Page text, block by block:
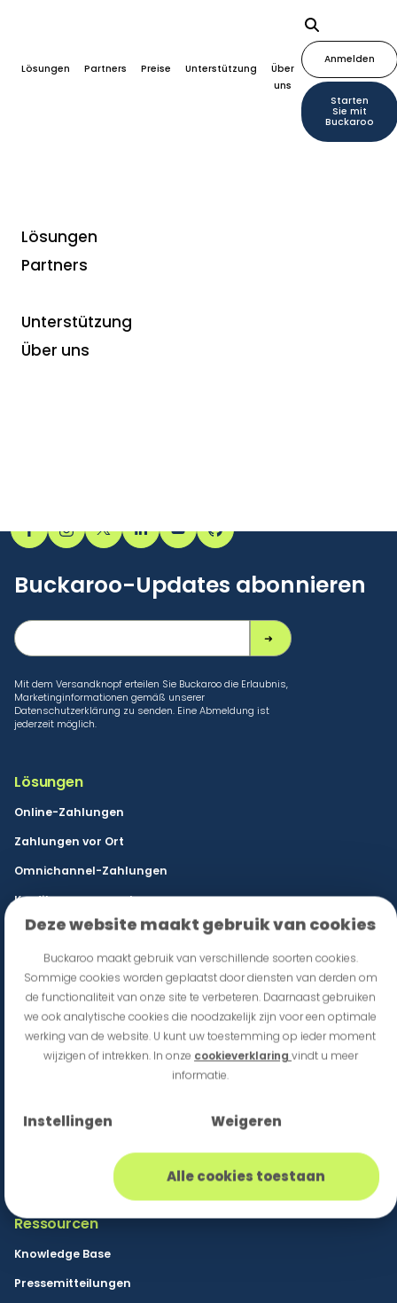
Deze website maakt gebruik van cookies
Buckaroo maakt gebruik van verschillende soorten cookies.
Sommige cookies worden geplaatst door diensten van derden om
de functionaliteit van onze site te verbeteren. Daarnaast gebruiken
we ook analytische cookies die noodzakelijk zijn voor een optimale
werking van de website. U kunt uw toestemming op ieder moment
wijzigen of intrekken. In onze cookieverklaring vindt u meer
informatie.
Instellingen Weigeren
Alle cookies toestaan
Lösungen Partners Preise Unterstützung
Über
uns
Anmelden
Starten
Sie mit
Buckaroo
Lösungen
Partners
Unterstützung
Über uns
Buckaroo-Updates abonnieren
Mit dem Versandknopf erteilen Sie Buckaroo die Erlaubnis,
Marketinginformationen gemäß unserer
Datenschutzerklärung zu senden. Eine Abmeldung ist
jederzeit möglich.
Lösungen
Online-Zahlungen
Zahlungen vor Ort
Omnichannel-Zahlungen
Kreditmanagement
Wiederkehrende Zahlungen
Geschäftskredit
Sektoren
Detailhandel & E-Commerce
Gastronomie & Veranstaltungsorte
Mobilität
Internationaler Handel & B2B
Ressourcen
Knowledge Base
Pressemitteilungen